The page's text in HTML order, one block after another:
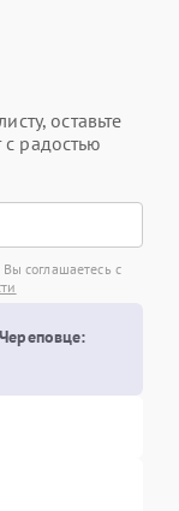
оставьте
радостью
соглашаетесь с